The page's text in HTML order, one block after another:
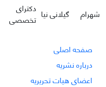
شهرام گیلانی نیا دکترای
تخصصی
صفحه اصلی
درباره نشریه
اعضای هیات تحریریه